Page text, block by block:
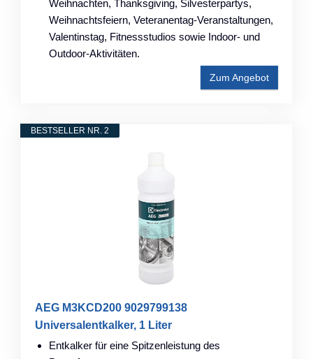
Weihnachten, Thanksgiving, Silvesterpartys,
Weihnachtsfeiern, Veteranentag-Veranstaltungen,
Valentinstag, Fitnessstudios sowie Indoor- und
Outdoor-Aktivitäten.
Zum Angebot
BESTSELLER NR. 2
AEG M3KCD200 9029799138
Universalentkalker, 1 Liter
Entkalker für eine Spitzenleistung des